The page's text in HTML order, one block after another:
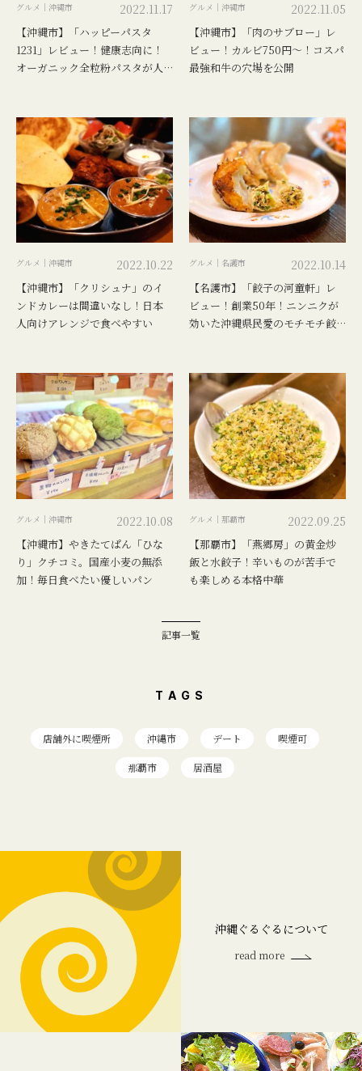
グルメ｜沖縄市 2022.11.17
【沖縄市】「ハッピーパスタ
1231」レビュー！健康志向に！
オーガニック全粒粉パスタが人
グルメ｜沖縄市 2022.11.05
【沖縄市】「肉のサブロー」レ
ビュー！カルビ750円〜！コスパ
最強和牛の穴場を公開
グルメ｜沖縄市 2022.10.22
【沖縄市】「クリシュナ」のイ
ンドカレーは間違いなし！日本
人向けアレンジで食べやすい
グルメ｜名護市 2022.10.14
【名護市】「餃子の河童軒」レ
ビュー！創業50年！ニンニクが
効いた沖縄県民愛のモチモチ餃
グルメ｜沖縄市 2022.10.08
【沖縄市】やきたてぱん「ひな
り」クチコミ。国産小麦の無添
加！毎日食べたい優しいパン
グルメ｜那覇市 2022.09.25
【那覇市】「燕郷房」の黄金炒
飯と水餃子！辛いものが苦手で
も楽しめる本格中華
記事一覧
TAGS
店舗外に喫煙所 沖縄市 デート 喫煙可
那覇市 居酒屋
沖縄ぐるぐるについて
read more